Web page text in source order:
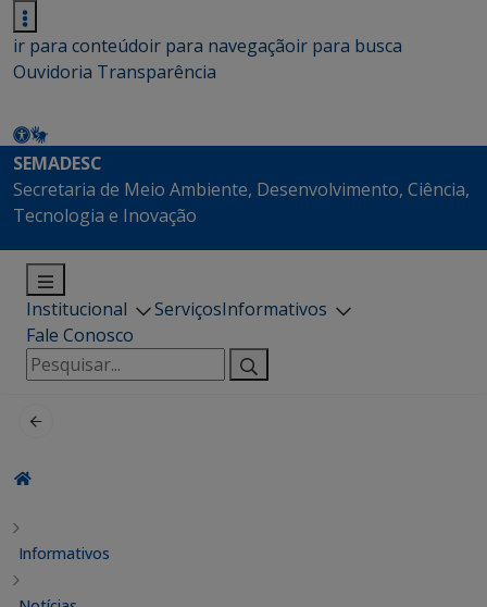
ir para conteúdoir para navegaçãoir para busca
Ouvidoria Transparência
SEMADESC
Secretaria de Meio Ambiente, Desenvolvimento, Ciência,
Tecnologia e Inovação
Institucional ServiçosInformativos
Fale Conosco
Pesquisar
por:
Informativos